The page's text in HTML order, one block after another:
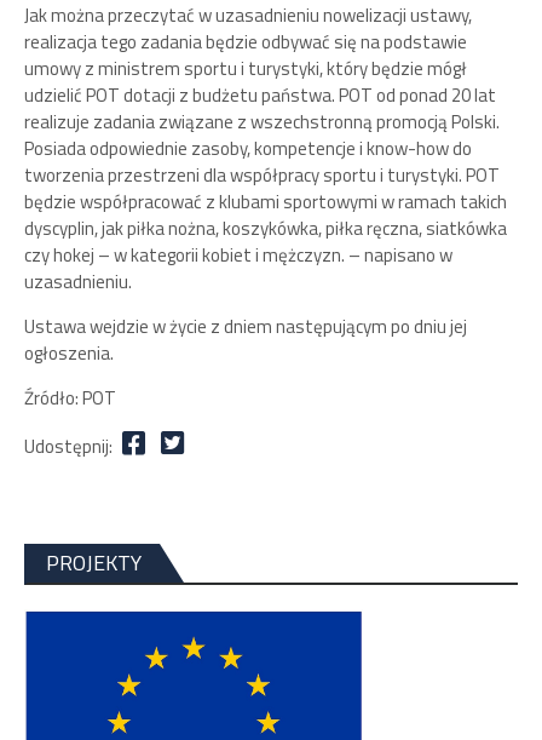
Jak można przeczytać w uzasadnieniu nowelizacji ustawy,
realizacja tego zadania będzie odbywać się na podstawie
umowy z ministrem sportu i turystyki, który będzie mógł
udzielić POT dotacji z budżetu państwa. POT od ponad 20 lat
realizuje zadania związane z wszechstronną promocją Polski.
Posiada odpowiednie zasoby, kompetencje i know-how do
tworzenia przestrzeni dla współpracy sportu i turystyki. POT
będzie współpracować z klubami sportowymi w ramach takich
dyscyplin, jak piłka nożna, koszykówka, piłka ręczna, siatkówka
czy hokej – w kategorii kobiet i mężczyzn. – napisano w
uzasadnieniu.
Ustawa wejdzie w życie z dniem następującym po dniu jej
ogłoszenia.
Źródło: POT
Udostępnij:
PROJEKTY